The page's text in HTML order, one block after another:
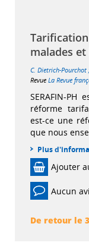
Tarification
malades
C. Dietrich-Pourchot
Revue La Revue
SERAFIN-
réforme
est-ce une
que nous
Plus
Ajouter
Aucun
De retour le